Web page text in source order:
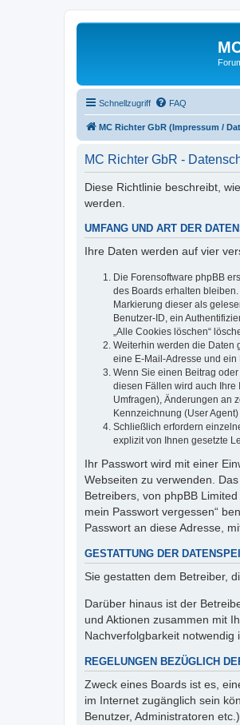
Schnellzugriff FAQ
MC Richter GbR (Impressum /
MC Richter GbR -
Diese Richtlinie beschreibt,
werden.
UMFANG UND ART DER
Ihre Daten werden auf vier
Die Forensoftware phpBB
des Boards erhalten
Markierung dieser als
Benutzer-ID, ein
„Alle Cookies löschen“
Weiterhin werden die Daten
eine E-Mail-Adresse und ein
Wenn Sie einen Beitrag
diesen Fällen wird auch Ihre
Umfragen), Änderungen an
Kennzeichnung (User
Schließlich erfordern
explizit von Ihnen gesetzte
Ihr Passwort wird mit einer
Webseiten zu verwenden.
Betreibers, von phpBB
mein Passwort vergessen“
Passwort an diese Adresse,
GESTATTUNG DER
Sie gestatten dem Betreiber,
Darüber hinaus ist der
und Aktionen zusammen mit
Nachverfolgbarkeit notwendig
REGELUNGEN BEZÜGLICH
Zweck eines Boards ist es,
im Internet zugänglich sein
Benutzer, Administratoren